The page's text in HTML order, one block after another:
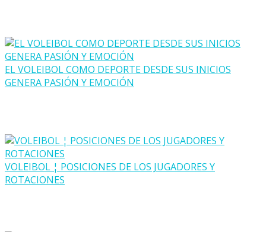
EL VOLEIBOL COMO DEPORTE DESDE SUS INICIOS
GENERA PASIÓN Y EMOCIÓN
VOLEIBOL ¦ POSICIONES DE LOS JUGADORES Y
ROTACIONES